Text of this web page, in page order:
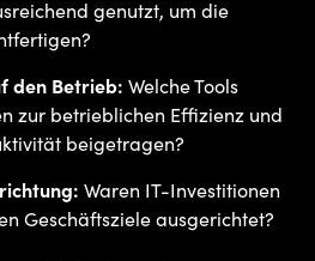
genutzt, um die
den Betrieb: Welche Tools
zur betrieblichen Effizienz und
beigetragen?
Waren IT-Investitionen
Geschäftsziele ausgerichtet?